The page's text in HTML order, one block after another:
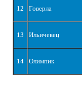
12 Говерла
13 Ильичевец
14 Олимпик